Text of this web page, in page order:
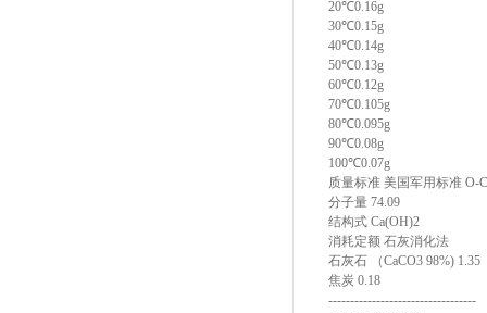
20℃0.16g
30℃0.15g
40℃0.14g
50℃0.13g
60℃0.12g
70℃0.105g
80℃0.095g
90℃0.08g
100℃0.07g
质量标准 美国军用标准 O-C-
分子量 74.09
结构式 Ca(OH)2
消耗定额 石灰消化法
石灰石 （CaCO3 98%) 1.35
焦炭 0.18
----------------------------------